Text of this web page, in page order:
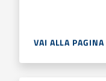
VAI ALLA PAGINA